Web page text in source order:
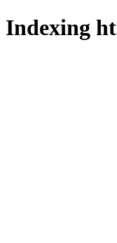
Indexing